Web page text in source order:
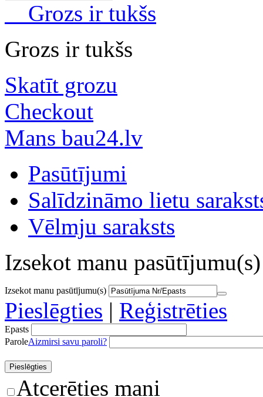
Grozs ir tukšs
Grozs ir tukšs
Skatīt grozu
Checkout
Mans bau24.lv
Pasūtījumi
Salīdzināmo lietu
Vēlmju saraksts
Izsekot manu pasūtījumu(s)
Izsekot manu pasūtījumu(s)
Pieslēgties | Reģistrēties
Epasts
ParoleAizmirsi savu paroli?
Atcerēties mani